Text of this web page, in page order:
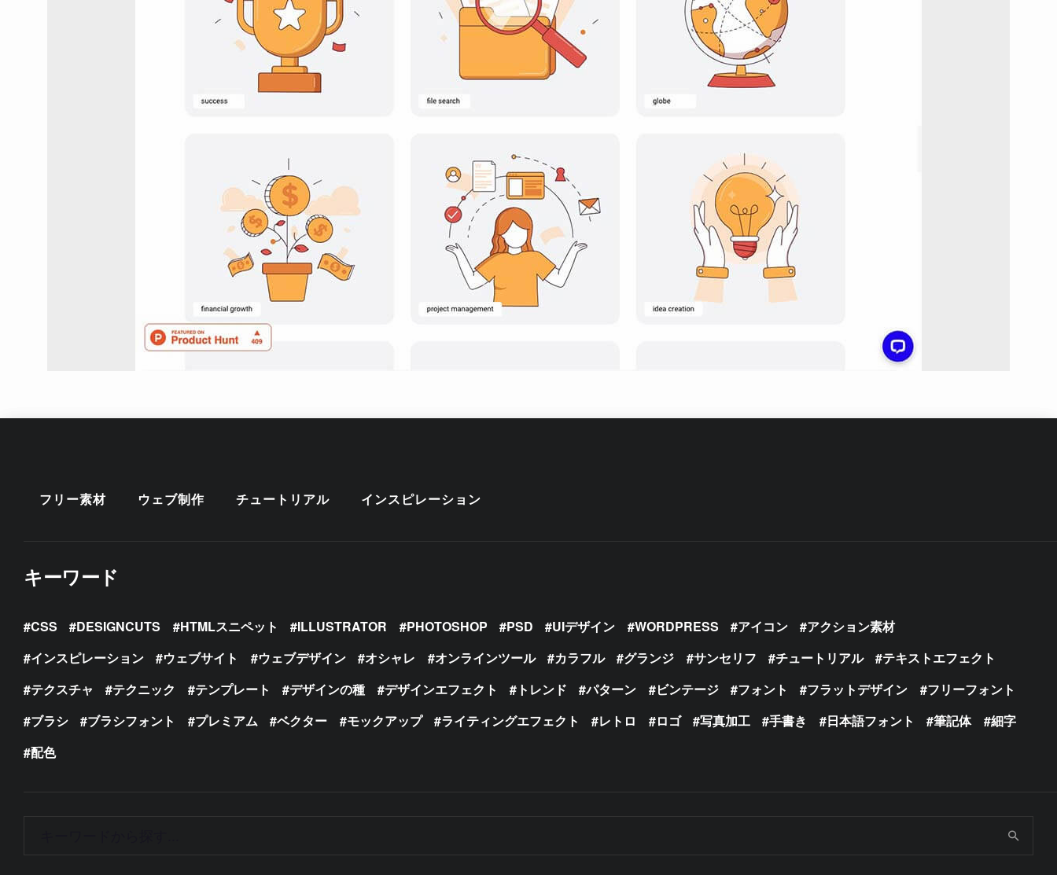
フリー素材 ウェブ制作 チュートリアル インスピレーション
キーワード
CSS DESIGNCUTS HTMLスニペット ILLUSTRATOR PHOTOSHOP PSD UIデザイン WORDPRESS アイコン
アクション素材
インスピレーション
ウェブサイト ウェブデザイン オシャレ オンラインツール カラフル グランジ サンセリフ チュートリアル
テキストエフェクト
テクスチャ
テクニック テンプレート デザインの種 デザインエフェクト トレンド パターン ビンテージ フォント フラットデザイン
フリーフォント
ブラシ
ブラシフォント プレミアム ベクター モックアップ ライティングエフェクト レトロ ロゴ 写真加工 手書き 日本語フォント 筆記体
細字
配色